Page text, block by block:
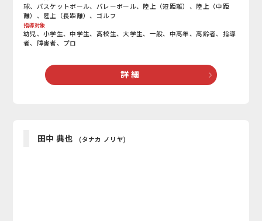
球、バスケットボール、バレーボール、陸上（短距離）、陸上（中距
離）、陸上（長距離）、ゴルフ
指導対象
幼児、小学生、中学生、高校生、大学生、一般、中高年、高齢者、指導
者、障害者、プロ
詳 細
田中 典也 (タナカ ノリヤ)